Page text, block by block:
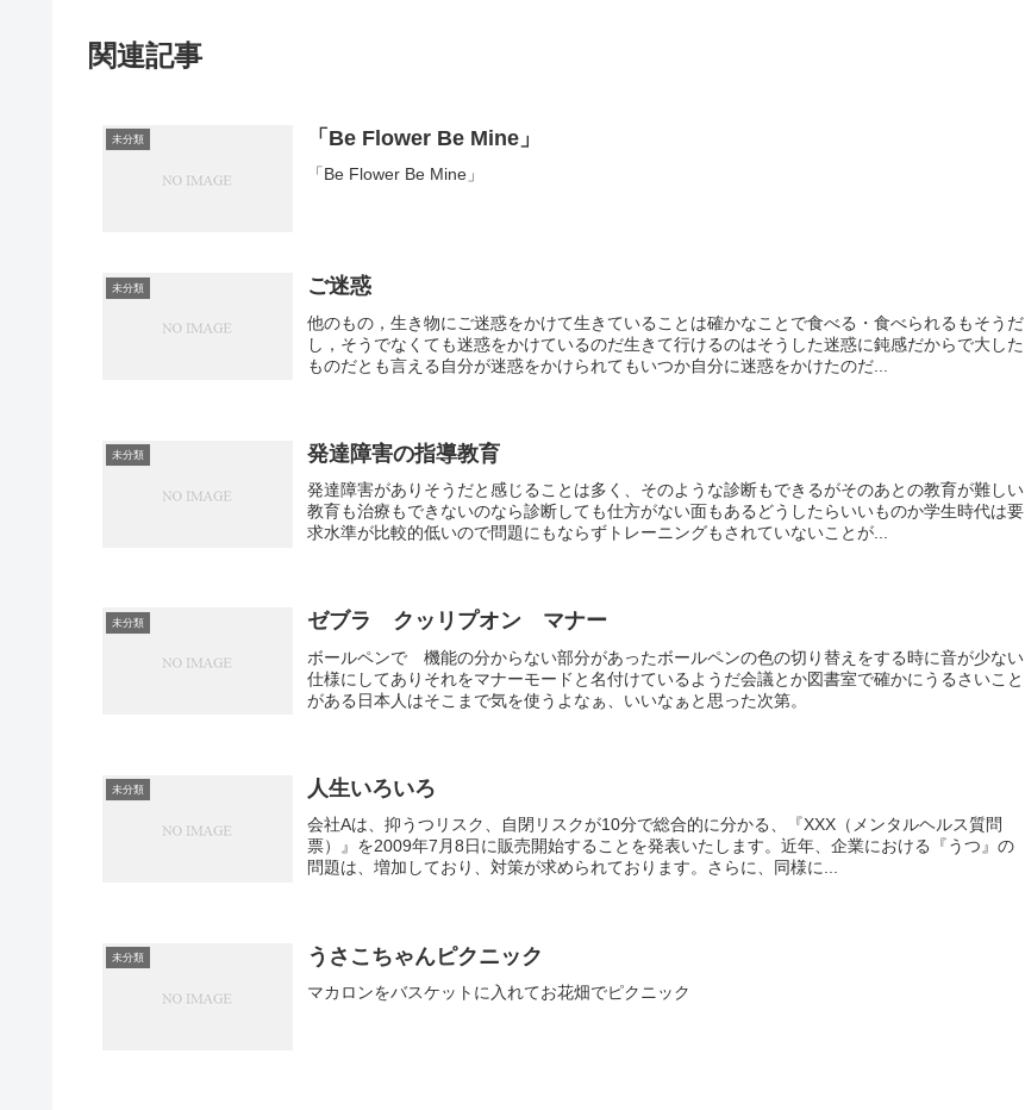
関連記事
未分類 「Be Flower Be Mine」
「Be Flower Be Mine」
未分類 ご迷惑
他のもの，生き物にご迷惑をかけて生きていることは確かなことで食べる・食べられるもそうだ
し，そうでなくても迷惑をかけているのだ生きて行けるのはそうした迷惑に鈍感だからで大した
ものだとも言える自分が迷惑をかけられてもいつか自分に迷惑をかけたのだ...
未分類 発達障害の指導教育
発達障害がありそうだと感じることは多く、そのような診断もできるがそのあとの教育が難しい
教育も治療もできないのなら診断しても仕方がない面もあるどうしたらいいものか学生時代は要
求水準が比較的低いので問題にもならずトレーニングもされていないことが...
未分類 ゼブラ クッリプオン マナー
ボールペンで 機能の分からない部分があったボールペンの色の切り替えをする時に音が少ない
仕様にしてありそれをマナーモードと名付けているようだ会議とか図書室で確かにうるさいこと
がある日本人はそこまで気を使うよなぁ、いいなぁと思った次第。
未分類 人生いろいろ
会社Aは、抑うつリスク、自閉リスクが10分で総合的に分かる、『XXX（メンタルヘルス質問
票）』を2009年7月8日に販売開始することを発表いたします。近年、企業における『うつ』の
問題は、増加しており、対策が求められております。さらに、同様に...
未分類 うさこちゃんピクニック
マカロンをバスケットに入れてお花畑でピクニック